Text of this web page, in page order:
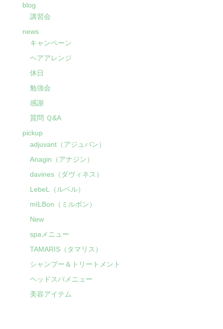
blog
講習会
news
キャンペーン
ヘアアレンジ
休日
勉強会
感謝
質問 Ｑ&A
pickup
adjuvant（アジュバン）
Anagin（アナジン）
davines（ダヴィネス）
LebeL（ルベル）
mILBon（ミルボン）
New
spaメニュー
TAMARIS（タマリス）
シャンプー＆トリートメント
ヘッドスパメニュー
美容アイテム